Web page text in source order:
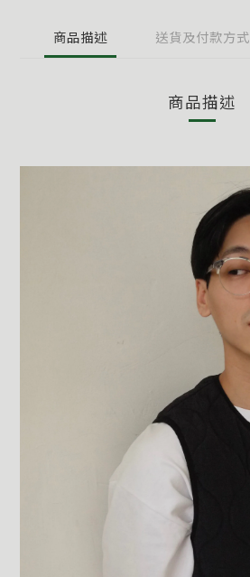
商品描述 送貨及付款方式
商品描述